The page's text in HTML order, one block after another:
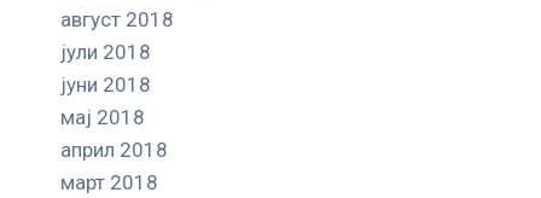
август 2018
јули 2018
јуни 2018
мај 2018
април 2018
март 2018